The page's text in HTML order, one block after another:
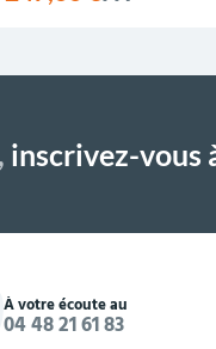
inscrivez-vous
À votre écoute au
04 48 21 61 83